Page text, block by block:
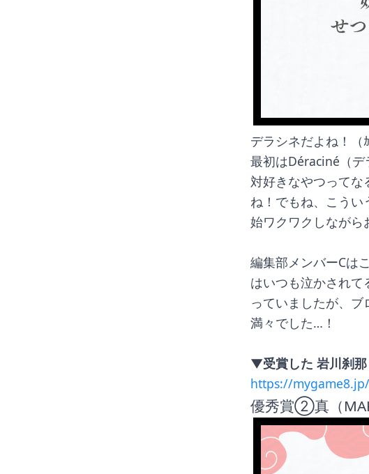
デラシネだよね！（
最初はDéraciné（
対好きなやつってな
ね！でもね、こう
始ワクワクしながら
編集部メンバーCは
はいつも泣かされ
っていましたが、ブ
満々でした…！
▼受賞した 岩川刹
https://
優秀賞②真（